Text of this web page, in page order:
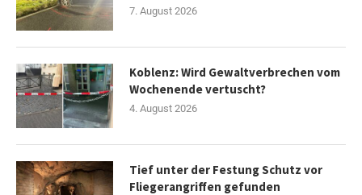
7. August 2026
Koblenz: Wird Gewaltverbrechen vom
Wochenende vertuscht?
4. August 2026
Tief unter der Festung Schutz vor
Fliegerangriffen gefunden